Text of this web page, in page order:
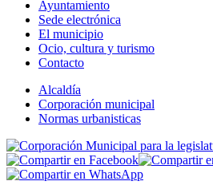
Ayuntamiento
Sede electrónica
El municipio
Ocio, cultura y turismo
Contacto
Alcaldía
Corporación municipal
Normas urbanisticas